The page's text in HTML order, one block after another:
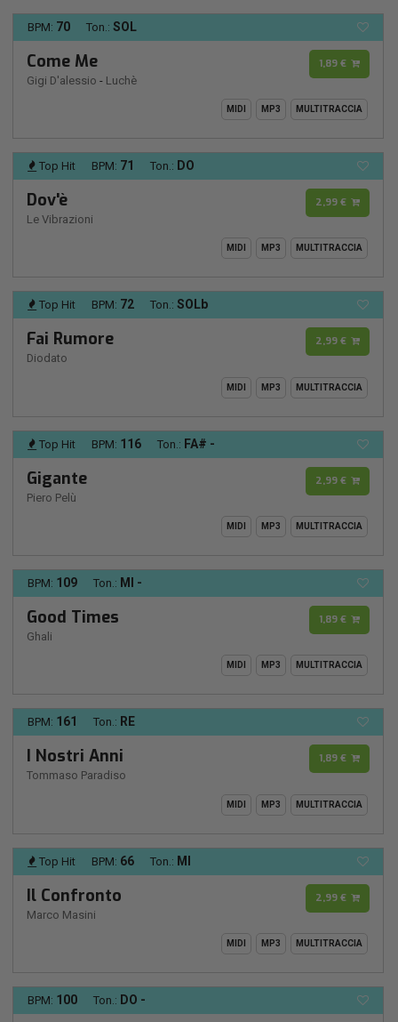
BPM: 70 Ton.: SOL
Come Me
Gigi D'alessio - Luchè
1,89 €
MIDI MP3 MULTITRACCIA
Top Hit BPM: 71 Ton.: DO
Dov'è
Le Vibrazioni
2,99 €
MIDI MP3 MULTITRACCIA
Top Hit BPM: 72 Ton.: SOLb
Fai Rumore
Diodato
2,99 €
MIDI MP3 MULTITRACCIA
Top Hit BPM: 116 Ton.: FA# -
Gigante
Piero Pelù
2,99 €
MIDI MP3 MULTITRACCIA
BPM: 109 Ton.: MI -
Good Times
Ghali
1,89 €
MIDI MP3 MULTITRACCIA
BPM: 161 Ton.: RE
I Nostri Anni
Tommaso Paradiso
1,89 €
MIDI MP3 MULTITRACCIA
Top Hit BPM: 66 Ton.: MI
Il Confronto
Marco Masini
2,99 €
MIDI MP3 MULTITRACCIA
BPM: 100 Ton.: DO -